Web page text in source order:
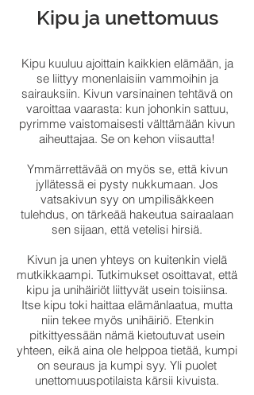
Kipu ja unettomuus
Kipu kuuluu ajoittain kaikkien elämään, ja
se liittyy monenlaisiin vammoihin ja
sairauksiin. Kivun varsinainen tehtävä on
varoittaa vaarasta: kun johonkin sattuu,
pyrimme vaistomaisesti välttämään kivun
aiheuttajaa. Se on kehon viisautta!
Ymmärrettävää on myös se, että kivun
jyllätessä ei pysty nukkumaan. Jos
vatsakivun syy on umpilisäkkeen
tulehdus, on tärkeää hakeutua sairaalaan
sen sijaan, että vetelisi hirsiä.
Kivun ja unen yhteys on kuitenkin vielä
mutkikkaampi. Tutkimukset osoittavat, että
kipu ja unihäiriöt liittyvät usein toisiinsa.
Itse kipu toki haittaa elämänlaatua, mutta
niin tekee myös unihäiriö. Etenkin
pitkittyessään nämä kietoutuvat usein
yhteen, eikä aina ole helppoa tietää, kumpi
on seuraus ja kumpi syy. Yli puolet
unettomuuspotilaista kärsii kivuista.